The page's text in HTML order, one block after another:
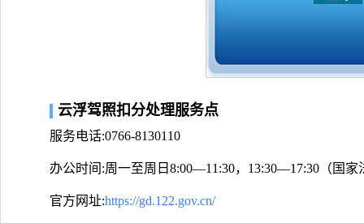
云浮驾照扣分处理服务点
服务电话:0766-8130110
办公时间:周一至周日8:00—11:30，13:30—17:30（国家
官方网址:https://gd.122.gov.cn/